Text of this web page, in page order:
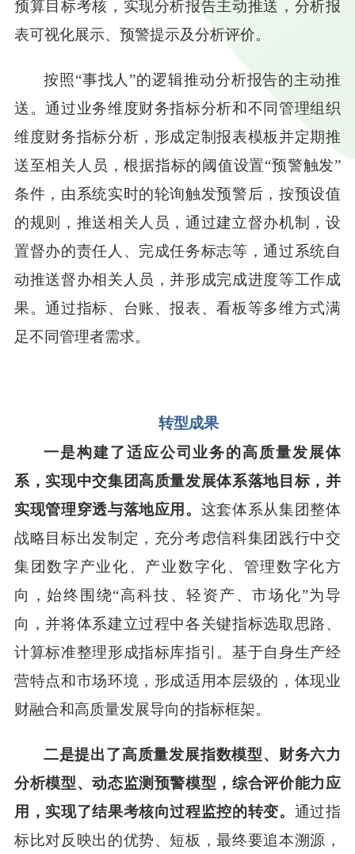
预算目标考核，实现分析报告主动推送，分析报
表可视化展示、预警提示及分析评价。
按照“事找人”的逻辑推动分析报告的主动推
送。通过业务维度财务指标分析和不同管理组织
维度财务指标分析，形成定制报表模板并定期推
送至相关人员，根据指标的阈值设置“预警触发”
条件，由系统实时的轮询触发预警后，按预设值
的规则，推送相关人员，通过建立督办机制，设
置督办的责任人、完成任务标志等，通过系统自
动推送督办相关人员，并形成完成进度等工作成
果。通过指标、台账、报表、看板等多维方式满
足不同管理者需求。
转型成果
一是构建了适应公司业务的高质量发展体
系，实现中交集团高质量发展体系落地目标，并
实现管理穿透与落地应用。 这套体系从集团整体
战略目标出发制定，充分考虑信科集团践行中交
集团数字产业化、产业数字化、管理数字化方
向，始终围绕“高科技、轻资产、市场化”为导
向，并将体系建立过程中各关键指标选取思路、
计算标准整理形成指标库指引。基于自身生产经
营特点和市场环境，形成适用本层级的，体现业
财融合和高质量发展导向的指标框架。
二是提出了高质量发展指数模型、财务六力
分析模型、动态监测预警模型，综合评价能力应
用，实现了结果考核向过程监控的转变。 通过指
标比对反映出的优势、短板，最终要追本溯源，